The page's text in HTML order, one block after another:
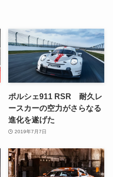
ポルシェ911 RSR 耐久レ
ースカーの空力がさらなる
進化を遂げた
2019年7月7日